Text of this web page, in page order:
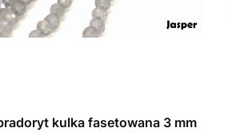
kulka fasetowana 3 mm